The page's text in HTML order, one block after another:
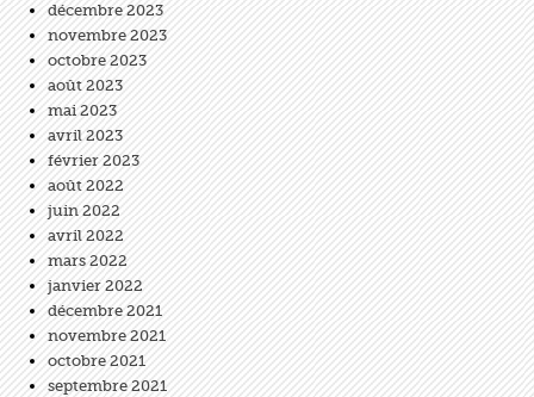
décembre 2023
novembre 2023
octobre 2023
août 2023
mai 2023
avril 2023
février 2023
août 2022
juin 2022
avril 2022
mars 2022
janvier 2022
décembre 2021
novembre 2021
octobre 2021
septembre 2021